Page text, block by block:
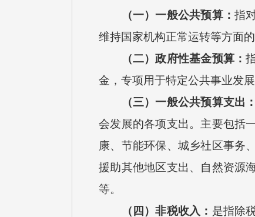
（一）一般公共预算：指
维持国家机构正常运转等方面的
（二）政府性基金预算：
金，专项用于特定公共事业发展
（三）一般公共预算支出：
会发展的各项支出。主要包括
康、节能环保、城乡社区事务
援助其他地区支出、自然资源
等。
（四）非税收入： 是指除